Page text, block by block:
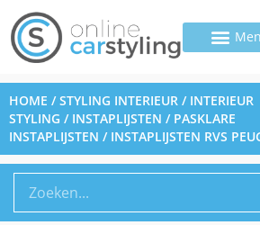
HOME /STYLING INTERIEUR / INTERIEUR
STYLING / INSTAPLIJSTEN / PASKLARE
INSTAPLIJSTEN / INSTAPLIJSTEN RVS